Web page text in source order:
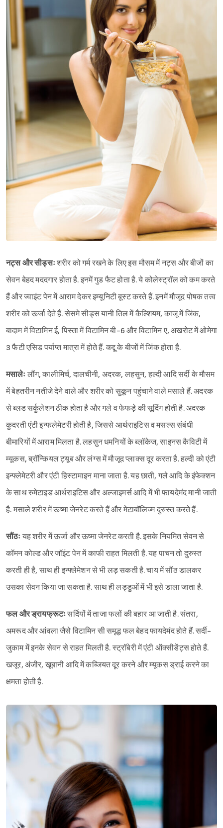
Sign in
नट्स और सीड्सःशरीर को गर्म रखने के लिए इस मौसम में नट्स और बीजों का
सेवन बेहद मददगार होता है. इनमें गुड फैट होता है. ये कोलेस्ट्रॉल को कम करते
हैं और ज्वाइंट पेन में आराम देकर इम्यूनिटी बूस्ट करते हैं. इनमें मौजूद पोषक तत्व
शरीर को ऊर्जा देते हैं. सेसमे सीड्स यानी तिल में कैल्शियम, काजू में जिंक,
बादाम में विटामिन ई, पिस्ता में विटामिन बी-6 और विटामिन ए, अखरोट में ओमेगा
3 फैटी एसिड पर्याप्त मात्रा में होते हैं. कद्दू के बीजों में जिंक होता है.
मसालेः लौंग, कालीमिर्च, दालचीनी, अदरक, लहसुन, हल्दी आदि सर्दी के मौसम
में बेहतरीन नतीजे देने वाले और शरीर को सुकून पहुंचाने वाले मसाले हैं. अदरक
से ब्लड सर्कुलेशन ठीक होता है और गले व फेफड़े की सूदिंग होती है. अदरक
कुदरती एंटी इन्फलेमेटरी होती है, जिससे आर्थराइटिस व मसल्स संबंधी
बीमारियों में आराम मिलता है. लहसुन धमनियों के ब्लॉकेज, साइनस कैविटी में
म्यूकस, ब्रॉन्कियल ट्यूब और लंग्स में मौजूद प्लाक्स दूर करता है. हल्दी को एंटी
इन्फ्लेमेटरी और एंटी हिस्टामाइन माना जाता है. यह छाती, गले आदि के इंफेक्शन
के साथ रुमेटाइड आर्थराइटिस और अल्जाइमर्स आदि में भी फायदेमंद मानी जाती
है. मसाले शरीर में ऊष्मा जेनरेट करते हैं और मेटाबॉलिज्म दुरुस्त करते हैं.
सौंठः यह शरीर में ऊर्जा और ऊष्मा जेनरेट करती है. इसके नियमित सेवन से
कॉमन कोल्ड और जॉइंट पेन में काफी राहत मिलती है. यह पाचन तो दुरुस्त
करती ही है, साथ ही इन्फ्लेमेशन से भी लड़ सकती है. चाय में सौंठ डालकर
उसका सेवन किया जा सकता है. साथ ही लड्डुओं में भी इसे डाला जाता है.
फल और ड्रायफ्रूटःसर्दियों में ताजा फलों की बहार आ जाती है. संतरा,
अमरूद और आंवला जैसे विटामिन सी समृद्ध फल बेहद फायदेमंद होते हैं. सर्दी-
जुकाम में इनके सेवन से राहत मिलती है. स्ट्रॉबेरी में एंटी ऑक्सीडेंट्स होते हैं.
खजूर, अंजीर, खूबानी आदि में कब्जियत दूर करने और म्यूकस ड्राई करने का
क्षमता होती है.